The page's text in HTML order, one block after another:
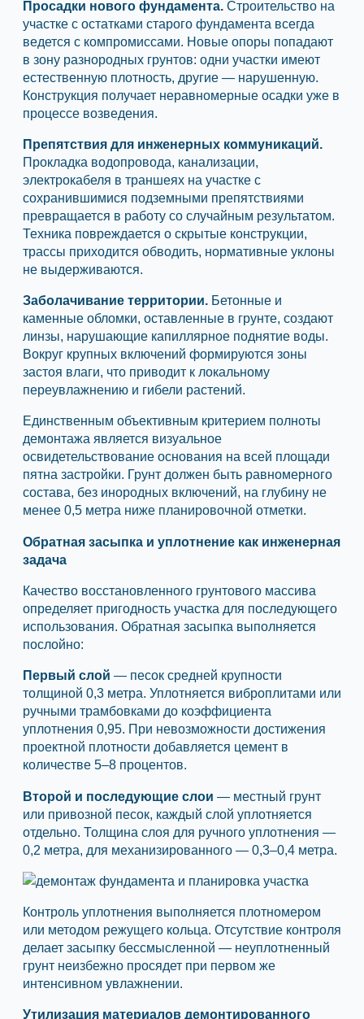
Просадки нового фундамента. Строительство на
участке с остатками старого фундамента всегда
ведется с компромиссами. Новые опоры попадают
в зону разнородных грунтов: одни участки имеют
естественную плотность, другие — нарушенную.
Конструкция получает неравномерные осадки уже в
процессе возведения.
Препятствия для инженерных коммуникаций.
Прокладка водопровода, канализации,
электрокабеля в траншеях на участке с
сохранившимися подземными препятствиями
превращается в работу со случайным результатом.
Техника повреждается о скрытые конструкции,
трассы приходится обводить, нормативные уклоны
не выдерживаются.
Заболачивание территории. Бетонные и
каменные обломки, оставленные в грунте, создают
линзы, нарушающие капиллярное поднятие воды.
Вокруг крупных включений формируются зоны
застоя влаги, что приводит к локальному
переувлажнению и гибели растений.
Единственным объективным критерием полноты
демонтажа является визуальное
освидетельствование основания на всей площади
пятна застройки. Грунт должен быть равномерного
состава, без инородных включений, на глубину не
менее 0,5 метра ниже планировочной отметки.
Обратная засыпка и уплотнение как инженерная
задача
Качество восстановленного грунтового массива
определяет пригодность участка для последующего
использования. Обратная засыпка выполняется
послойно:
Первый слой — песок средней крупности
толщиной 0,3 метра. Уплотняется виброплитами или
ручными трамбовками до коэффициента
уплотнения 0,95. При невозможности достижения
проектной плотности добавляется цемент в
количестве 5–8 процентов.
Второй и последующие слои — местный грунт
или привозной песок, каждый слой уплотняется
отдельно. Толщина слоя для ручного уплотнения —
0,2 метра, для механизированного — 0,3–0,4 метра.
Контроль уплотнения выполняется плотномером
или методом режущего кольца. Отсутствие контроля
делает засыпку бессмысленной — неуплотненный
грунт неизбежно просядет при первом же
интенсивном увлажнении.
Утилизация материалов демонтированного